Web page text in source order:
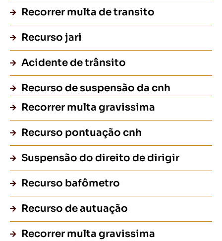
Recorrer multa de transito
Recurso jari
Acidente de trânsito
Recurso de suspensão da cnh
Recorrer multa gravissima
Recurso pontuação cnh
Suspensão do direito de dirigir
Recurso bafômetro
Recurso de autuação
Recorrer multa gravissima